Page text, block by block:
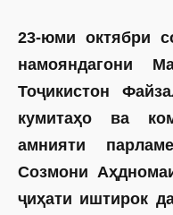
23-юми октябри
намояндагони
Тоҷикистон
кумитаҳо ва
амнияти
Созмони
ҷиҳати иштирок